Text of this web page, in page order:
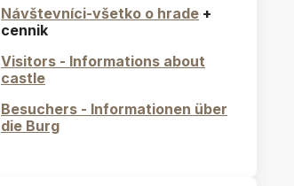
Návštevníci-všetko o hrade +
cennik
Visitors - Informations about
castle
Besuchers - Informationen über
die Burg